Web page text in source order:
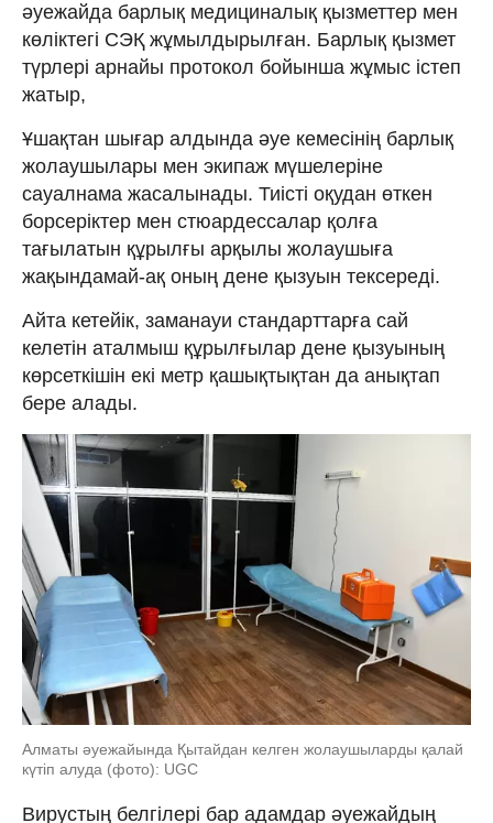
әуежайда барлық медициналық қызметтер мен
көліктегі СЭҚ жұмылдырылған. Барлық қызмет
түрлері арнайы протокол бойынша жұмыс істеп
жатыр,
Ұшақтан шығар алдында әуе кемесінің барлық
жолаушылары мен экипаж мүшелеріне
сауалнама жасалынады. Тиісті оқудан өткен
борсеріктер мен стюардессалар қолға
тағылатын құрылғы арқылы жолаушыға
жақындамай-ақ оның дене қызуын тексереді.
Айта кетейік, заманауи стандарттарға сай
келетін аталмыш құрылғылар дене қызуының
көрсеткішін екі метр қашықтықтан да анықтап
бере алады.
Алматы әуежайында Қытайдан келген жолаушыларды қалай
күтіп алуда (фото): UGC
Вирустың белгілері бар адамдар әуежайдың